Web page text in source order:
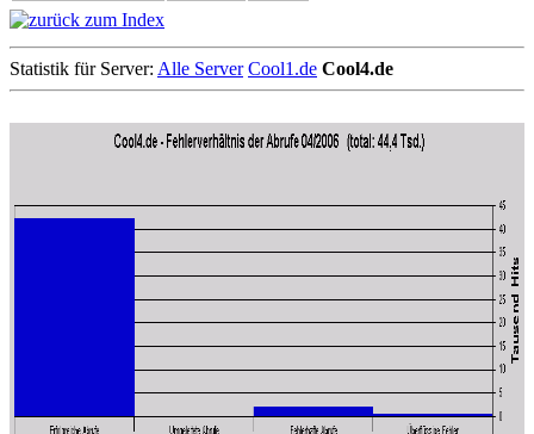
Statistik für Server: Alle Server Cool1.de Cool4.de